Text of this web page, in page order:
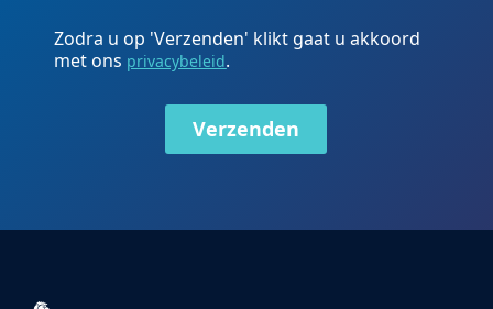
Zodra u op 'Verzenden' klikt gaat u akkoord
met ons privacybeleid.
Verzenden